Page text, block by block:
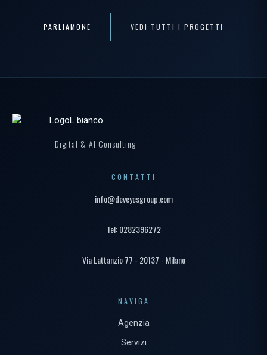
PARLIAMONE VEDI TUTTI I PROGETTI
Digital & AI Consulting
CONTATTI
info@deveyesgroup.com
Tel: 0282396272
Via Lattanzio 77 - 20137 - Milano
NAVIGA
Agenzia
Servizi